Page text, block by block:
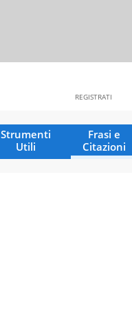
REGISTRATI
Strumenti
Utili
Frasi e
Citazioni